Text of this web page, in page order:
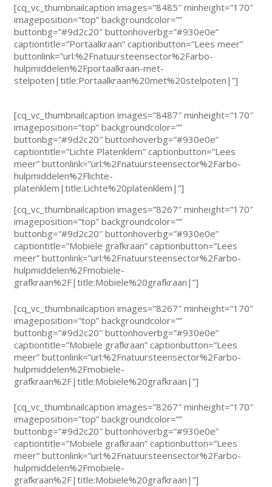
[cq_vc_thumbnailcaption images=”8485″ minheight=”170″
imageposition=”top” backgroundcolor=””
buttonbg=”#9d2c20″ buttonhoverbg=”#930e0e”
captiontitle=”Portaalkraan” captionbutton=”Lees meer”
buttonlink=”url:%2Fnatuursteensector%2Farbo-
hulpmiddelen%2Fportaalkraan-met-
stelpoten|title:Portaalkraan%20met%20stelpoten|”]
[cq_vc_thumbnailcaption images=”8487″ minheight=”170″
imageposition=”top” backgroundcolor=””
buttonbg=”#9d2c20″ buttonhoverbg=”#930e0e”
captiontitle=”Lichte Platenklem” captionbutton=”Lees
meer” buttonlink=”url:%2Fnatuursteensector%2Farbo-
hulpmiddelen%2Flichte-
platenklem|title:Lichte%20platenklem|”]
[cq_vc_thumbnailcaption images=”8267″ minheight=”170″
imageposition=”top” backgroundcolor=””
buttonbg=”#9d2c20″ buttonhoverbg=”#930e0e”
captiontitle=”Mobiele grafkraan” captionbutton=”Lees
meer” buttonlink=”url:%2Fnatuursteensector%2Farbo-
hulpmiddelen%2Fmobiele-
grafkraan%2F|title:Mobiele%20grafkraan|”]
[cq_vc_thumbnailcaption images=”8267″ minheight=”170″
imageposition=”top” backgroundcolor=””
buttonbg=”#9d2c20″ buttonhoverbg=”#930e0e”
captiontitle=”Mobiele grafkraan” captionbutton=”Lees
meer” buttonlink=”url:%2Fnatuursteensector%2Farbo-
hulpmiddelen%2Fmobiele-
grafkraan%2F|title:Mobiele%20grafkraan|”]
[cq_vc_thumbnailcaption images=”8267″ minheight=”170″
imageposition=”top” backgroundcolor=””
buttonbg=”#9d2c20″ buttonhoverbg=”#930e0e”
captiontitle=”Mobiele grafkraan” captionbutton=”Lees
meer” buttonlink=”url:%2Fnatuursteensector%2Farbo-
hulpmiddelen%2Fmobiele-
grafkraan%2F|title:Mobiele%20grafkraan|”]